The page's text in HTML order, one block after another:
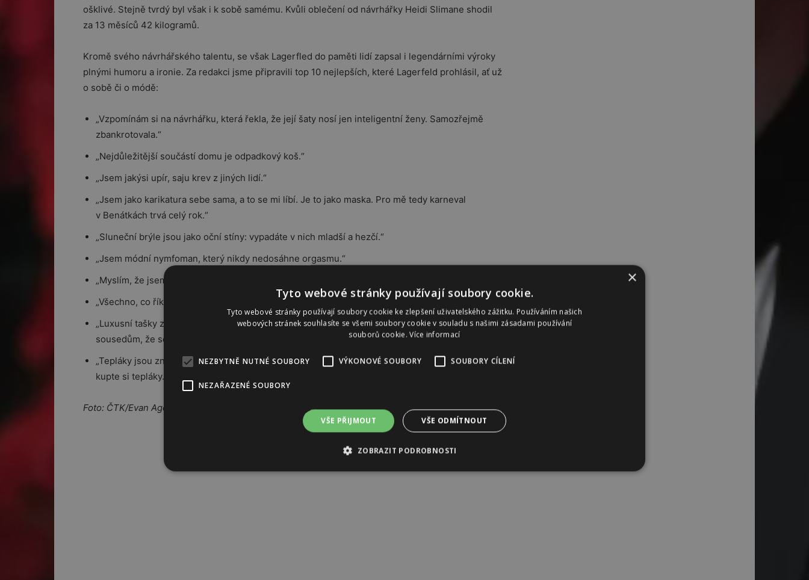
ošklivé. Stejně tvrdý byl však i k sobě samému. Kvůli oblečení od návrhářky Heidi Slimane shodil
za 13 měsíců 42 kilogramů.
Kromě svého návrhářského talentu, se však Lagerfled do paměti lidí zapsal i legendárními výroky
plnými humoru a ironie. Za redakci jsme připravili top 10 nejlepších, které Lagerfeld prohlásil, ať už
o sobě či o módě:
„Vzpomínám si na návrhářku, která řekla, že její šaty nosí jen inteligentní ženy. Samozřejmě
zbankrotovala.“
„Nejdůležitější součástí domu je odpadkový koš.“
„Jsem jakýsi upír, saju krev z jiných lidí.“
„Jsem jako karikatura sebe sama, a to se mi líbí. Je to jako maska. Pro mě tedy karneval
v Benátkách trvá celý rok.“
„Sluneční brýle jsou jako oční stíny: vypadáte v nich mladší a hezčí.“
„Jsem módní nymfoman, který nikdy nedosáhne orgasmu.“
„Myslím, že jsem ten nejpovrchnější člověk na planetě, a jsem za to rád.“
„Všechno, co říkám, je vtip. Jsem sám vtip.“
„Luxusní tašky zpříjemňují váš život. Splní vám sen, dávají vám pocit důvěry a ukážou vašim
sousedům, že se vám daří dobře.“
„Tepláky jsou znamením porážky. Pokud jste ztratili kontrolu nad sebou i nad svým životem,
kupte si tepláky.“
Foto: ČTK/Evan Agostini, Neznámý
×
Tyto webové stránky používají soubory cookie.
Tyto webové stránky používají soubory cookie ke zlepšení uživatelského zážitku. Používáním našich
webových stránek souhlasíte se všemi soubory cookie v souladu s našimi zásadami používání
souborů cookie.Více informací
NEZBYTNĚ NUTNÉ SOUBORY VÝKONOVÉ SOUBORY SOUBORY CÍLENÍ
NEZAŘAZENÉ SOUBORY
VŠE PŘIJMOUT VŠE ODMÍTNOUT
ZOBRAZIT PODROBNOSTI